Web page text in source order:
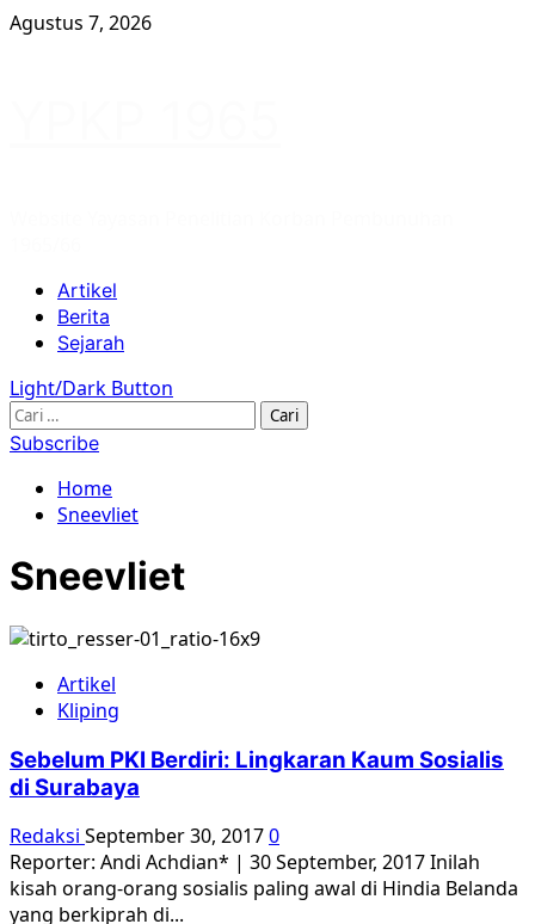
Skip
Agustus 7, 2026
Primary
Menu
Artikel
Berita
Sejarah
Light/Dark Button
Cari
untuk:
Subscribe
Home
Sneevliet
Sneevliet
Artikel
Kliping
Sebelum PKI Berdiri: Lingkaran Kaum Sosialis
di Surabaya
Redaksi September 30, 20170
Reporter: Andi Achdian* | 30 September, 2017 Inilah
kisah orang-orang sosialis paling awal di Hindia Belanda
yang berkiprah di...